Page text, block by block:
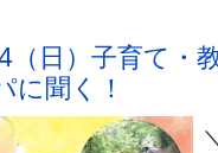
（日）子育て・
に聞く！